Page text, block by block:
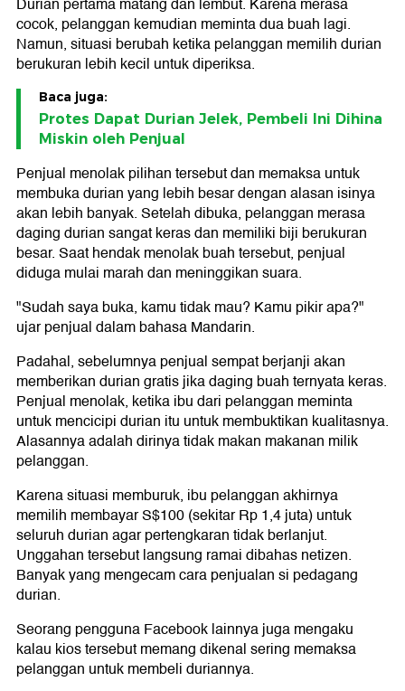
Durian pertama matang dan lembut. Karena merasa
cocok, pelanggan kemudian meminta dua buah lagi.
Namun, situasi berubah ketika pelanggan memilih durian
berukuran lebih kecil untuk diperiksa.
Baca juga:
Protes Dapat Durian Jelek, Pembeli Ini Dihina
Miskin oleh Penjual
Penjual menolak pilihan tersebut dan memaksa untuk
membuka durian yang lebih besar dengan alasan isinya
akan lebih banyak. Setelah dibuka, pelanggan merasa
daging durian sangat keras dan memiliki biji berukuran
besar. Saat hendak menolak buah tersebut, penjual
diduga mulai marah dan meninggikan suara.
"Sudah saya buka, kamu tidak mau? Kamu pikir apa?"
ujar penjual dalam bahasa Mandarin.
Padahal, sebelumnya penjual sempat berjanji akan
memberikan durian gratis jika daging buah ternyata keras.
Penjual menolak, ketika ibu dari pelanggan meminta
untuk mencicipi durian itu untuk membuktikan kualitasnya.
Alasannya adalah dirinya tidak makan makanan milik
pelanggan.
Karena situasi memburuk, ibu pelanggan akhirnya
memilih membayar S$100 (sekitar Rp 1,4 juta) untuk
seluruh durian agar pertengkaran tidak berlanjut.
Unggahan tersebut langsung ramai dibahas netizen.
Banyak yang mengecam cara penjualan si pedagang
durian.
Seorang pengguna Facebook lainnya juga mengaku
kalau kios tersebut memang dikenal sering memaksa
pelanggan untuk membeli duriannya.